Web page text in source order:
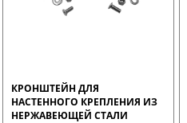
КРОНШТЕЙН ДЛЯ
НАСТЕННОГО КРЕПЛЕНИЯ ИЗ
НЕРЖАВЕЮЩЕЙ СТАЛИ